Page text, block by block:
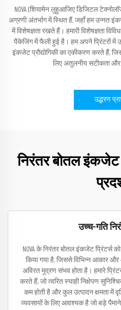
NOVA (शियामेन लुहुआजिए डिजिटल
अग्रणी अंतर्भाग में स्थित हैं, जहाँ हम उन्नत
में विशेषज्ञता रखते हैं। हमारी विशेषज्ञता
पैकेजिंग में फैली हुई है। हम अपने प्रिंटरों में
इंकजेट प्रौद्योगिकी का एकीकरण करते हैं,
लिए अतुलनीय सटीकता और
उद्धरण
निरंतर बोतल
उच्च-गति
NOVA के निरंतर बोतल इंकजेट प्रिंटर्स
किया गया है, जिससे विभिन्न आकार
अविरत मुद्रण संभव होता है। हमारे
करते हैं, जो त्वरित स्याही निक्षेपण
कम होती है और कुल उत्पादन क्षमता में
व्यवसायों के लिए आवश्यक है जो बड़े